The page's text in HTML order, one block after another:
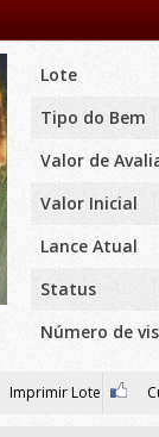
Lote
Tipo do Bem
Valor de
Valor Inicial
Lance Atual
Status
Número de
Imprimir Lote